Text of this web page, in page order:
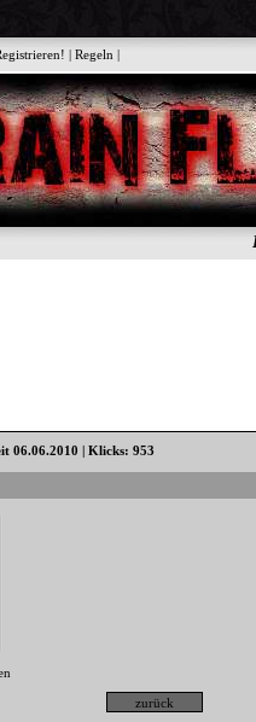
|Regeln |
06.06.2010 | Klicks: 953